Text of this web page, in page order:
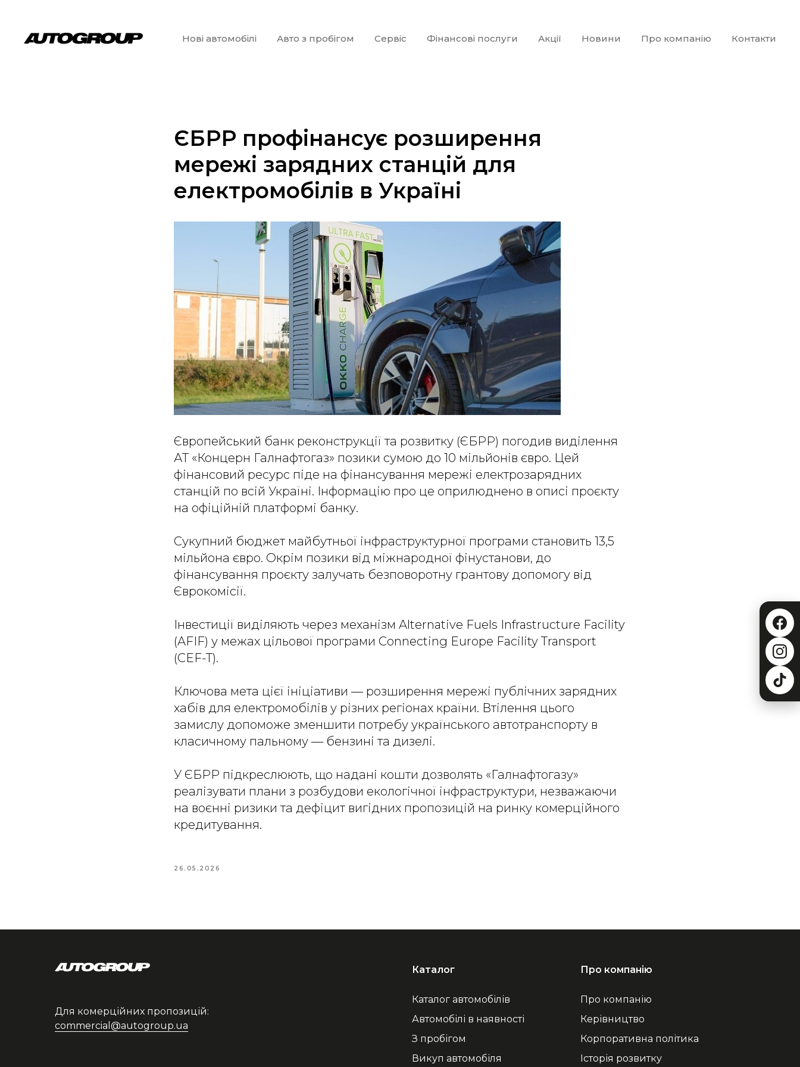
Нові автомобілі Авто з пробігом Сервіс Фінансові послуги Акції Новини Про компанію Контакти
ЄБРР профінансує розширення
мережі зарядних станцій для
електромобілів в Україні
Європейський банк реконструкції та розвитку (ЄБРР) погодив виділення
АТ «Концерн Галнафтогаз» позики сумою до 10 мільйонів євро. Цей
фінансовий ресурс піде на фінансування мережі електрозарядних
станцій по всій Україні. Інформацію про це оприлюднено в описі проєкту
на офіційній платформі банку.
Сукупний бюджет майбутньої інфраструктурної програми становить 13,5
мільйона євро. Окрім позики від міжнародної фінустанови, до
фінансування проєкту залучать безповоротну грантову допомогу від
Єврокомісії.
Інвестиції виділяють через механізм Alternative Fuels Infrastructure Facility
(AFIF) у межах цільової програми Connecting Europe Facility Transport
(CEF-T).
Ключова мета цієї ініціативи — розширення мережі публічних зарядних
хабів для електромобілів у різних регіонах країни. Втілення цього
замислу допоможе зменшити потребу українського автотранспорту в
класичному пальному — бензині та дизелі.
У ЄБРР підкреслюють, що надані кошти дозволять «Галнафтогазу»
реалізувати плани з розбудови екологічної інфраструктури, незважаючи
на воєнні ризики та дефіцит вигідних пропозицій на ринку комерційного
кредитування.
26.05.2026
Каталог автомобілів
З пробігом
Автомобілі в наявності
Викуп автомобіля
Каталог
Про компанію
Корпоративна політика
Керівництво
Історія розвитку
Про компанію
Для комерційних пропозицій:
commercial@autogroup.ua